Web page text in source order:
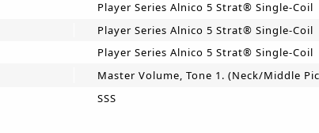
Player Series Alnico 5 Strat® Single-Coil
Player Series Alnico 5 Strat® Single-Coil
Player Series Alnico 5 Strat® Single-Coil
Master Volume, Tone 1. (Neck/Middle
SSS